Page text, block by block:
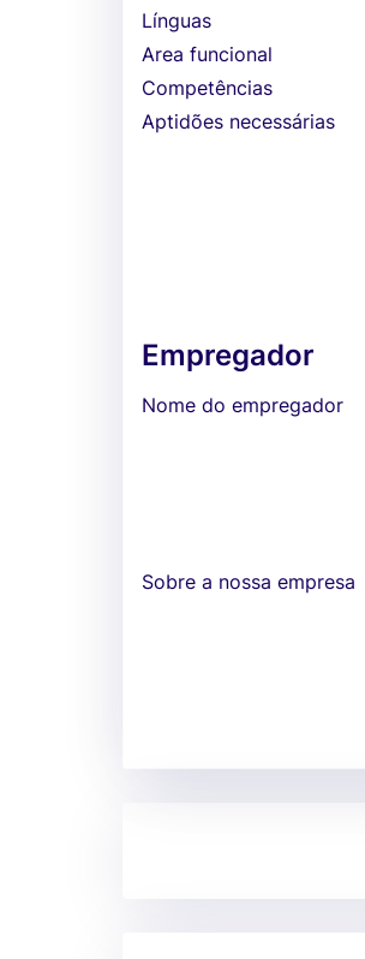
Línguas
Area funcional
Competências
Aptidões necessárias
Empregador
Nome do empregador
Sobre a nossa empresa